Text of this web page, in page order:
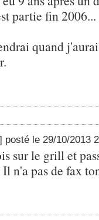
partie fin 2006...
quand
posté le 29/10/2013
sur le grill et
n'a pas de fax